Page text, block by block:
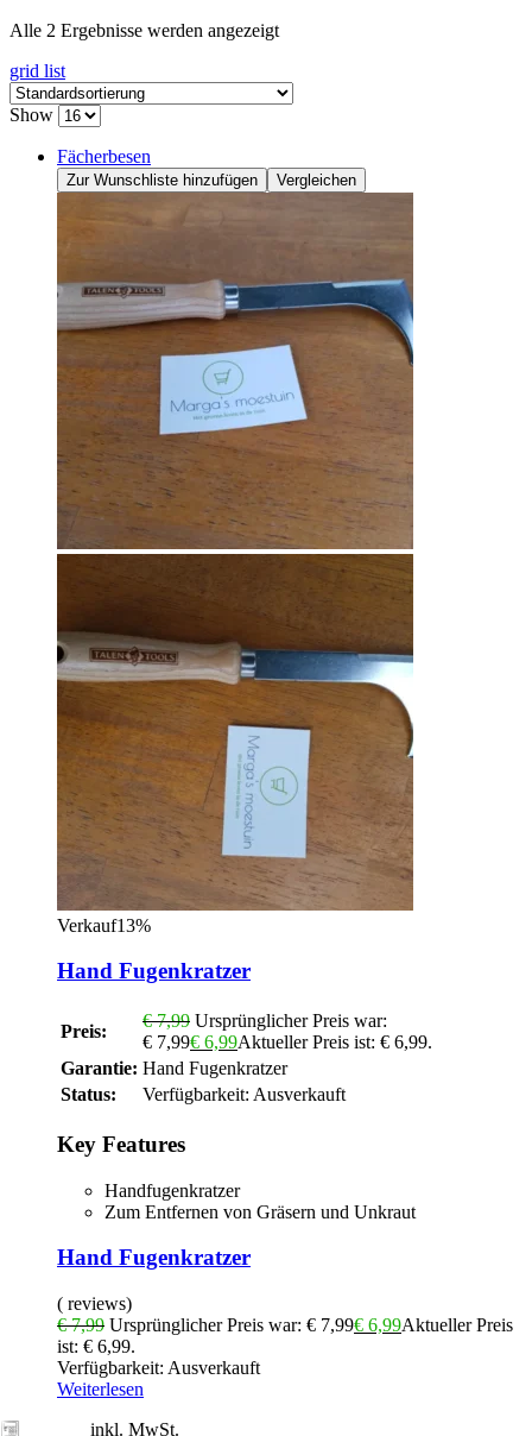
Alle 2 Ergebnisse werden angezeigt
grid list
Show
Fächerbesen
Zur Wunschliste hinzufügen Vergleichen
Verkauf13%
Hand Fugenkratzer
Preis:
€7,99 Ursprünglicher Preis war:
€ 7,99€ 6,99Aktueller Preis ist: € 6,99.
Garantie: Hand Fugenkratzer
Status:
Verfügbarkeit: Ausverkauft
Key Features
Handfugenkratzer
Zum Entfernen von Gräsern und Unkraut
Hand Fugenkratzer
( reviews)
€7,99 Ursprünglicher Preis war: € 7,99€ 6,99Aktueller Preis
ist: € 6,99.
Verfügbarkeit: Ausverkauft
Weiterlesen
inkl. MwSt.